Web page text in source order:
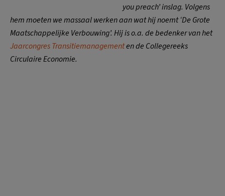
you preach’ inslag. Volgens
hem moeten we massaal werken aan wat hij noemt ‘De Grote
Maatschappelijke Verbouwing’. Hij is o.a. de bedenker van het
Jaarcongres Transitiemanagementen de Collegereeks
Circulaire Economie.